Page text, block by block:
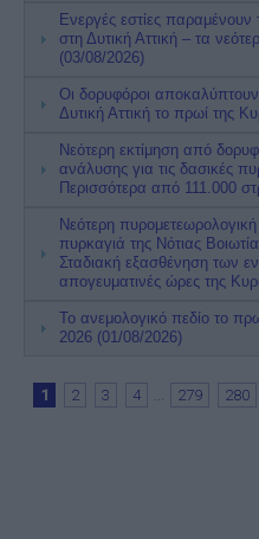
Ενεργές εστίες
στη Δυτική Αττική – τα
(03/08/2026)
Οι δορυφόροι αποκαλύπτουν
Δυτική Αττική το πρωί της
Νεότερη εκτίμηση από
ανάλυσης για τις δασικές
Περισσότερα από 111.000
Νεότερη
πυρκαγιά της Nότιας
Σταδιακή εξασθένηση των
απογευματινές ώρες της
Το ανεμολογικό πεδίο το
2026 (01/08/2026)
1 2 3 4 279 280